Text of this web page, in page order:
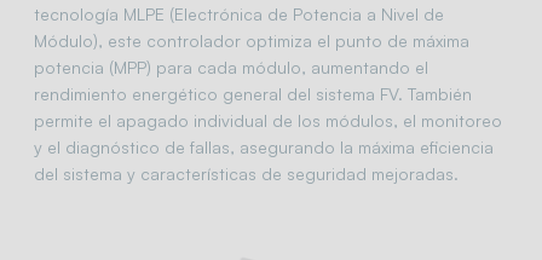
tecnología MLPE (Electrónica de Potencia a Nivel de
Módulo), este controlador optimiza el punto de máxima
potencia (MPP) para cada módulo, aumentando el
rendimiento energético general del sistema FV. También
permite el apagado individual de los módulos, el monitoreo
y el diagnóstico de fallas, asegurando la máxima eficiencia
del sistema y características de seguridad mejoradas.